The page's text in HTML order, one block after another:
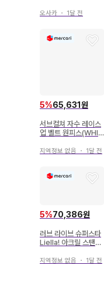
오사카 ・ 1달 전
5%65,631원
서브컬쳐 자수 레이스
업 벨트 원피스(WHIT
지역정보 없음 ・ 1달 전
5%70,386원
러브 라이브 슈퍼스타
Liella! 아크릴 스탠드
지역정보 없음 ・ 1달 전